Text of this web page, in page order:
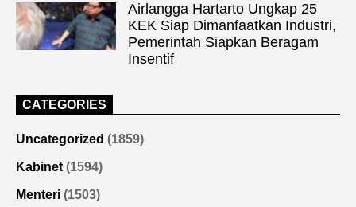
Airlangga Hartarto Ungkap 25
KEK Siap Dimanfaatkan Industri,
Pemerintah Siapkan Beragam
Insentif
CATEGORIES
Uncategorized (1859)
Kabinet (1594)
Menteri (1503)